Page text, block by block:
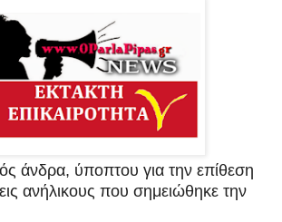
άνδρα, ύποπτου για την επίθεση
ανήλικους που σημειώθηκε την